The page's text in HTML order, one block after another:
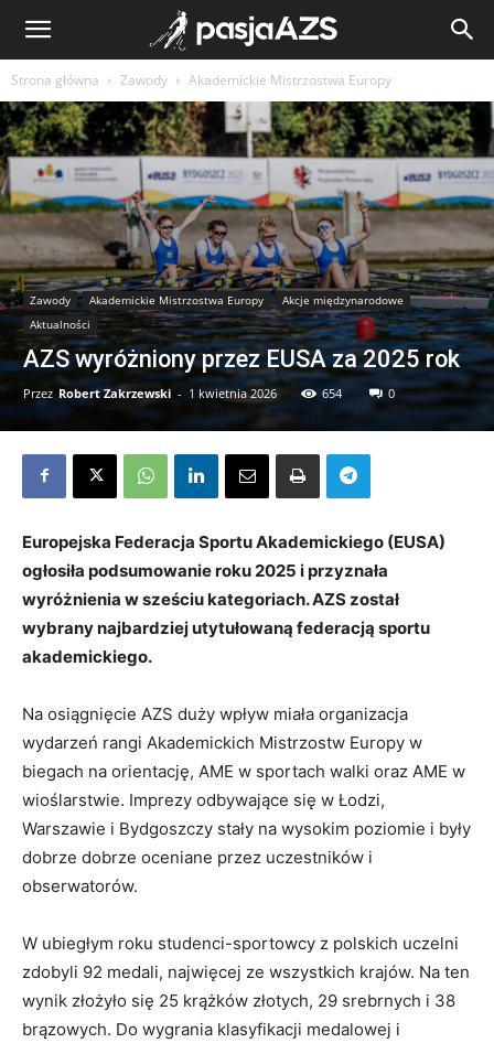
Strona główna Zawody Akademickie Mistrzostwa Europy
Zawody Akademickie Mistrzostwa Europy
Akcje międzynarodowe
Aktualności
AZS wyróżniony przez EUSA za 2025 rok
Przez Robert Zakrzewski - 1 kwietnia 2026 654 0
Europejska Federacja Sportu Akademickiego (EUSA)
ogłosiła podsumowanie roku 2025 i przyznała
wyróżnienia w sześciu kategoriach. AZS został
wybrany najbardziej utytułowaną federacją sportu
akademickiego.
Na osiągnięcie AZS duży wpływ miała organizacja
wydarzeń rangi Akademickich Mistrzostw Europy w
biegach na orientację, AME w sportach walki oraz AME w
wioślarstwie. Imprezy odbywające się w Łodzi,
Warszawie i Bydgoszczy stały na wysokim poziomie i były
dobrze dobrze oceniane przez uczestników i
obserwatorów.
W ubiegłym roku studenci-sportowcy z polskich uczelni
zdobyli 92 medali, najwięcej ze wszystkich krajów. Na ten
wynik złożyło się 25 krążków złotych, 29 srebrnych i 38
brązowych. Do wygrania klasyfikacji medalowej i